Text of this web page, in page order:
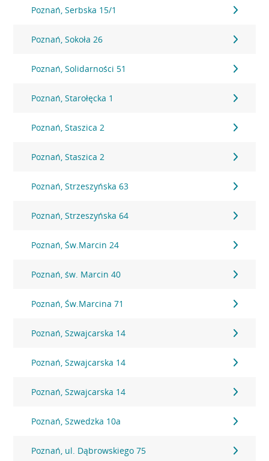
Poznań, Serbska 15/1
Poznań, Sokoła 26
Poznań, Solidarności 51
Poznań, Starołęcka 1
Poznań, Staszica 2
Poznań, Staszica 2
Poznań, Strzeszyńska 63
Poznań, Strzeszyńska 64
Poznań, Św.Marcin 24
Poznań, św. Marcin 40
Poznań, Św.Marcina 71
Poznań, Szwajcarska 14
Poznań, Szwajcarska 14
Poznań, Szwajcarska 14
Poznań, Szwedzka 10a
Poznań, ul. Dąbrowskiego 75